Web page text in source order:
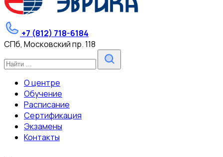
+7 (812) 718-6184
СПб, Московский пр. 118
О центре
Обучение
Расписание
Сертификация
Экзамены
Контакты